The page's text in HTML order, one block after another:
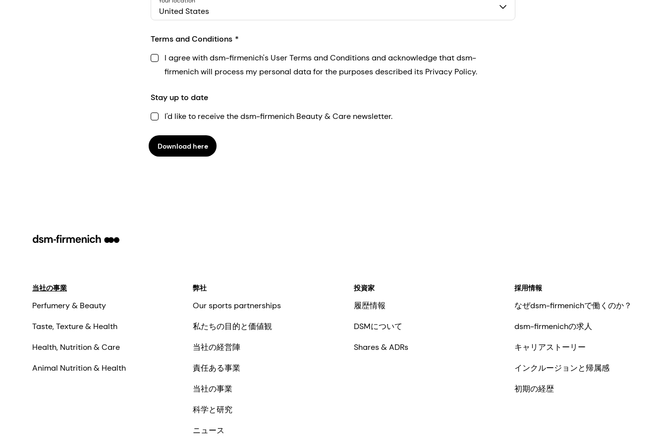
United States
Terms and Conditions
I agree with dsm-firmenich's User Terms and Conditions and acknowledge that dsm-
firmenich will process my personal data for the purposes described its Privacy Policy.
Stay up to date
I'd like to receive the dsm-firmenich Beauty & Care newsletter.
Download here
当社の事業
Perfumery & Beauty
Taste, Texture & Health
Health, Nutrition & Care
Animal Nutrition & Health
弊社
Our sports partnerships
私たちの目的と価値観
当社の経営陣
責任ある事業
当社の事業
科学と研究
ニュース
投資家
履歴情報
DSMについて
Shares & ADRs
採用情報
なぜdsm-firmenichで働くのか？
dsm-firmenichの求人
キャリアストーリー
インクルージョンと帰属感
初期の経歴